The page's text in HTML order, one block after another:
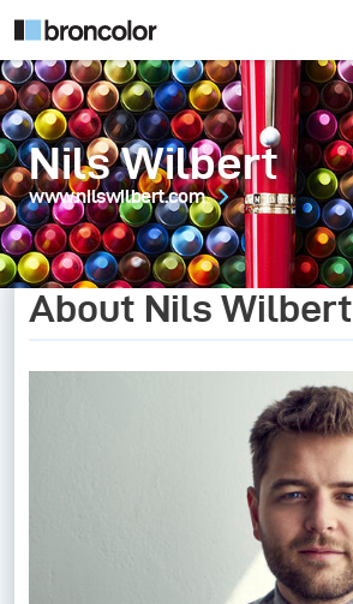
Nils Wilbert
www.nilswilbert.com
About Nils Wilbert